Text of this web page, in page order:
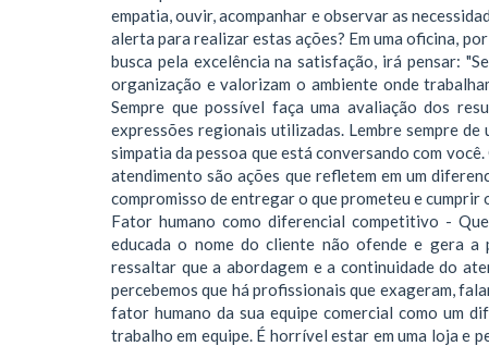
empatia, ouvir, acompanhar e observar as
alerta para realizar estas ações? Em uma oficina,
busca pela excelência na satisfação, irá pensar:
organização e valorizam o ambiente onde
Sempre que possível faça uma avaliação dos
expressões regionais utilizadas. Lembre sempre
simpatia da pessoa que está conversando com
atendimento são ações que refletem em um
compromisso de entregar o que prometeu e cumprir
Fator humano como diferencial competitivo -
educada o nome do cliente não ofende e gera a
ressaltar que a abordagem e a continuidade do
percebemos que há profissionais que exageram,
fator humano da sua equipe comercial como um
trabalho em equipe. É horrível estar em uma loja e